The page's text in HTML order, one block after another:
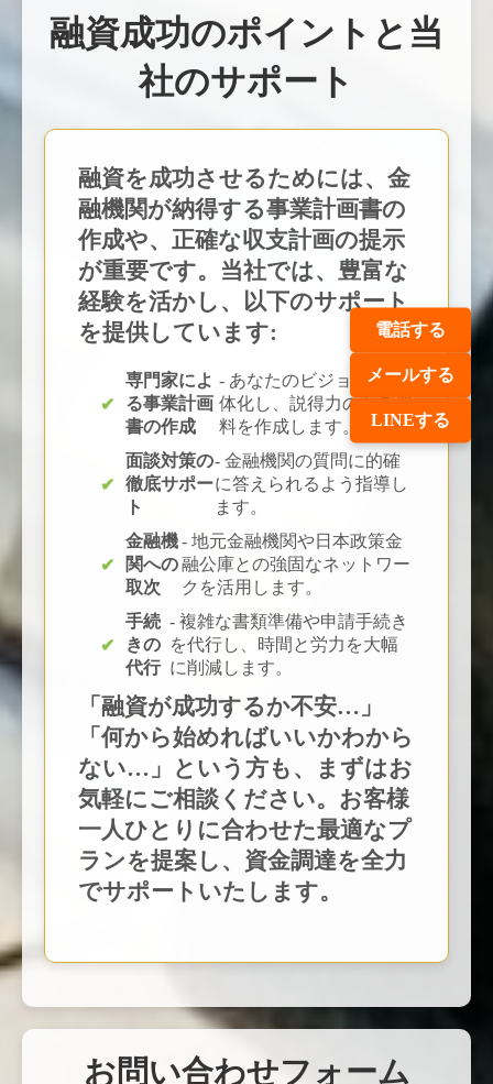
電話する
メールする
LINEする
融資成功のポイントと当
社のサポート
融資を成功させるためには、金
融機関が納得する事業計画書の
作成や、正確な収支計画の提示
が重要です。当社では、豊富な
経験を活かし、以下のサポート
を提供しています:
専門家によ
る事業計画
書の作成
- あなたのビジョンを具
体化し、説得力のある資
料を作成します。
面談対策の
徹底サポー
ト
- 金融機関の質問に的確
に答えられるよう指導し
ます。
金融機
関への
取次
- 地元金融機関や日本政策金
融公庫との強固なネットワー
クを活用します。
手続
きの
代行
- 複雑な書類準備や申請手続き
を代行し、時間と労力を大幅
に削減します。
「融資が成功するか不安…」
「何から始めればいいかわから
ない…」という方も、まずはお
気軽にご相談ください。お客様
一人ひとりに合わせた最適なプ
ランを提案し、資金調達を全力
でサポートいたします。
お問い合わせフォーム